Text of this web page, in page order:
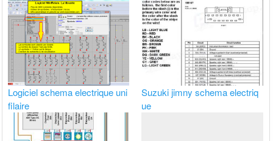
Logiciel schema electrique uni
filaire
Suzuki jimny schema electriq
ue